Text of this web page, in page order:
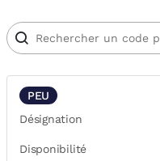
PEU
Désignation
Disponibilité